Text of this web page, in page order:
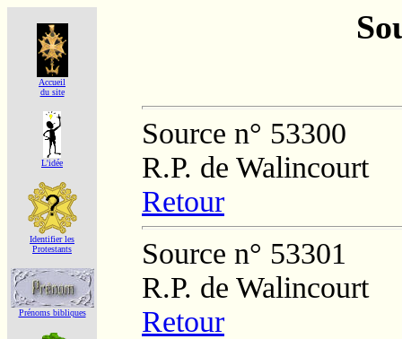
Accueil
du site
L'idée
Identifier les
Protestants
Prénoms bibliques
Source n° 53300
R.P. de Walincourt
Retour
Source n° 53301
R.P. de Walincourt
Retour